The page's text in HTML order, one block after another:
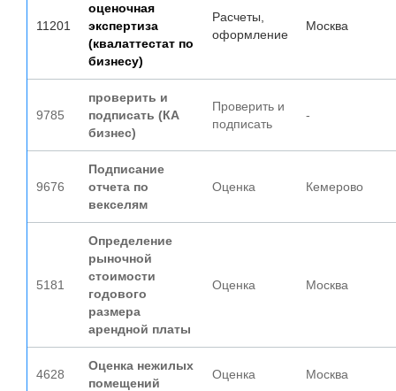
11201
оценочная
экспертиза
(квалаттестат по
бизнесу)
Расчеты,
оформление
Москва
9785
проверить и
подписать (КА
бизнес)
Проверить и
подписать
-
9676
Подписание
отчета по
векселям
Оценка Кемерово
5181
Определение
рыночной
стоимости
годового
размера
арендной платы
Оценка Москва
4628
Оценка нежилых
помещений
Оценка Москва